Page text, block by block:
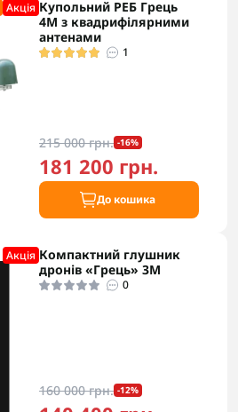
Акцiя Купольний РЕБ Грець
4М з квадрифілярними
антенами
1
215 000 грн. -16%
181 200 грн.
До кошика
Акцiя Компактний глушник
дронів «Грець» 3М
0
160 000 грн. -12%